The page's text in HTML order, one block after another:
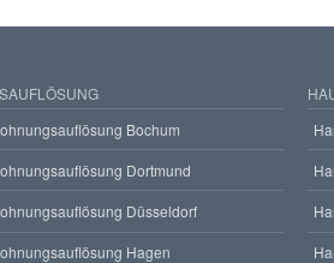
Bochum
Dortmund
Düsseldorf
Hagen